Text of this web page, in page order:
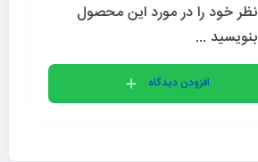
نظر خود را در مورد این محصول
بنویسید ...
افزودن دیدگاه